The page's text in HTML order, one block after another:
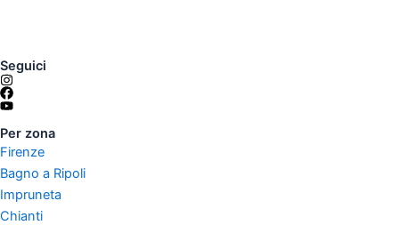
Seguici
Per zona
Firenze
Bagno a Ripoli
Impruneta
Chianti